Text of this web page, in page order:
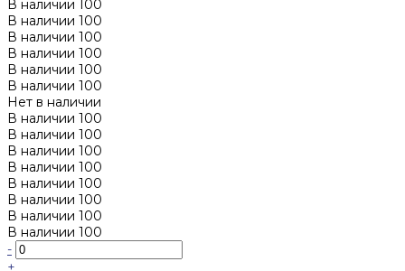
В наличии 100
В наличии 100
В наличии 100
В наличии 100
В наличии 100
В наличии 100
Нет в наличии
В наличии 100
В наличии 100
В наличии 100
В наличии 100
В наличии 100
В наличии 100
В наличии 100
В наличии 100
-
+